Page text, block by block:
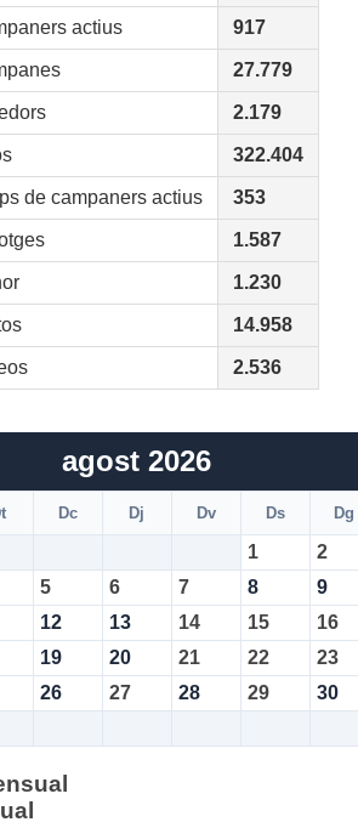
actius 917
27.779
2.179
322.404
de campaners actius 353
1.587
1.230
14.958
2.536
agost 2026
Dc Dj Dv Ds Dg
1
2
5 6 7 8
9
12 13 14 15
16
19 20 21 22
23
26 27 28 29
30